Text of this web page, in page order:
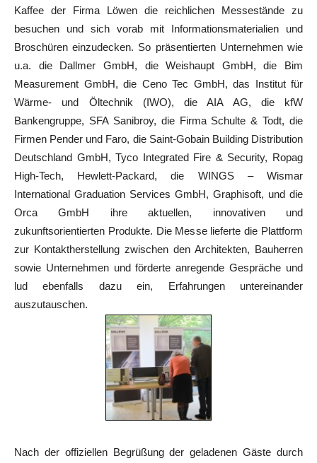
Kaffee der Firma Löwen die reichlichen Messestände zu
besuchen und sich vorab mit Informationsmaterialien und
Broschüren einzudecken. So präsentierten Unternehmen wie
u.a. die Dallmer GmbH, die Weishaupt GmbH, die Bim
Measurement GmbH, die Ceno Tec GmbH, das Institut für
Wärme- und Öltechnik (IWO), die AIA AG, die kfW
Bankengruppe, SFA Sanibroy, die Firma Schulte & Todt, die
Firmen Pender und Faro, die Saint-Gobain Building Distribution
Deutschland GmbH, Tyco Integrated Fire & Security, Ropag
High-Tech, Hewlett-Packard, die WINGS – Wismar
International Graduation Services GmbH, Graphisoft, und die
Orca GmbH ihre aktuellen, innovativen und
zukunftsorientierten Produkte. Die Messe lieferte die Plattform
zur Kontaktherstellung zwischen den Architekten, Bauherren
sowie Unternehmen und förderte anregende Gespräche und
lud ebenfalls dazu ein, Erfahrungen untereinander
auszutauschen.
Nach der offiziellen Begrüßung der geladenen Gäste durch